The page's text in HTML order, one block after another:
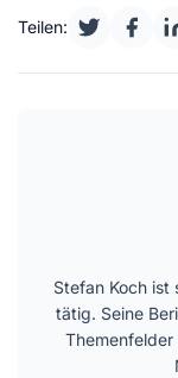
Teilen:
Stefan Koch ist
tätig. Seine
Themenfelder